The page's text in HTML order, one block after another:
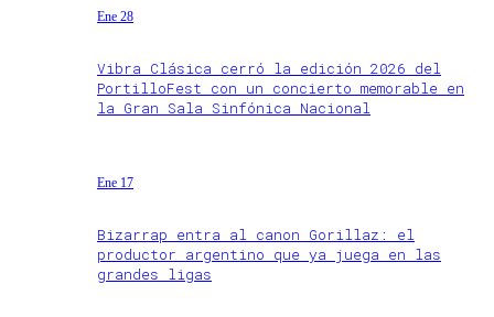
Ene 28
Vibra Clásica cerró la edición 2026 del
PortilloFest con un concierto memorable en
la Gran Sala Sinfónica Nacional
Ene 17
Bizarrap entra al canon Gorillaz: el
productor argentino que ya juega en las
grandes ligas